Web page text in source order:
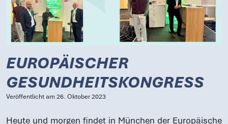
EUROPÄISCHER
GESUNDHEITSKONGRESS
Veröffentlicht am26. Oktober 2023
Heute und morgen findet in München der Europäische